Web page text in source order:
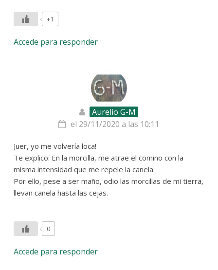
+1
Accede para responder
Aurelio G-M
el 29/11/2020 a las 10:11
Juer, yo me volvería loca!
Te explico: En la morcilla, me atrae el comino con la
misma intensidad que me repele la canela.
Por ello, pese a ser maño, odio las morcillas de mi tierra,
llevan canela hasta las cejas.
0
Accede para responder